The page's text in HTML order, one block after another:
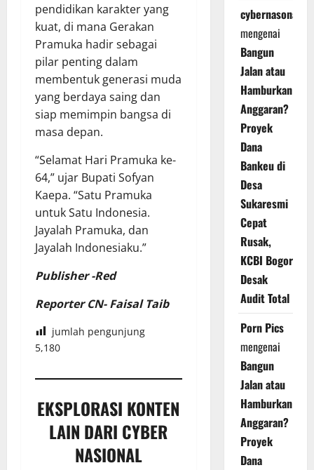
pendidikan karakter yang
kuat, di mana Gerakan
Pramuka hadir sebagai
pilar penting dalam
membentuk generasi muda
yang berdaya saing dan
siap memimpin bangsa di
masa depan.
“Selamat Hari Pramuka ke-
64,” ujar Bupati Sofyan
Kaepa. “Satu Pramuka
untuk Satu Indonesia.
Jayalah Pramuka, dan
Jayalah Indonesiaku.”
Publisher -Red
Reporter CN- Faisal Taib
jumlah pengunjung
5,180
EKSPLORASI KONTEN
LAIN DARI CYBER
NASIONAL
cybernasonal
mengenai
Bangun
Jalan atau
Hamburkan
Anggaran?
Proyek
Dana
Bankeu di
Desa
Sukaresmi
Cepat
Rusak,
KCBI Bogor
Desak
Audit Total
Porn Pics
mengenai
Bangun
Jalan atau
Hamburkan
Anggaran?
Proyek
Dana